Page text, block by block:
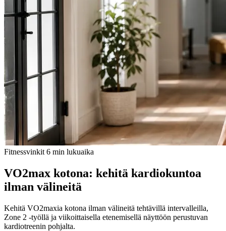
Fitnessvinkit 6 min lukuaika
VO2max kotona: kehitä kardiokuntoa
ilman välineitä
Kehitä VO2maxia kotona ilman välineitä tehtävillä intervalleilla,
Zone 2 -työllä ja viikoittaisella etenemisellä näyttöön perustuvan
kardiotreenin pohjalta.